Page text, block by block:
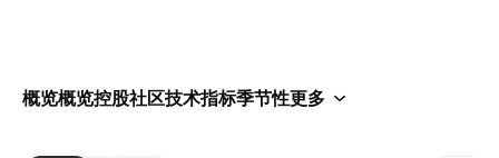
概览概览控股社区技术指标季节性更多